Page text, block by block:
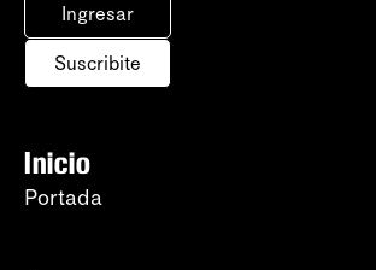
Ingresar
Suscribite
Inicio
Portada